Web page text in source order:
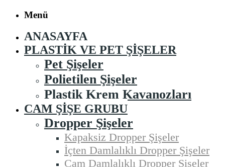
Menü
ANASAYFA
PLASTIK VE PET ŞIŞELER
Pet Şişeler
Polietilen Şişeler
Plastik Krem Kavanozları
CAM ŞIŞE GRUBU
Dropper Şişeler
Kapaksiz Dropper Şişeler
İçten Damlalıklı Dropper Şişeler
Cam Damlalıklı Dropper Şişeler